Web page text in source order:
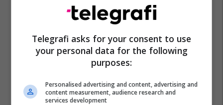
Telegrafi asks for your consent to use
your personal data for the following
purposes:
Personalised advertising and content, advertising and
content measurement, audience research and
services development